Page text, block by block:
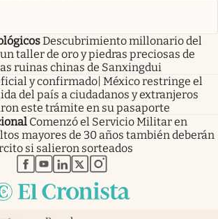
Descubrimiento millonario del
taller de oro y piedras preciosas de
ruinas chinas de Sanxingdui
y confirmado| México restringe el
del país a ciudadanos y extranjeros
este trámite en su pasaporte
Comenzó el Servicio Militar en
mayores de 30 años también deberán
si salieron sorteados
abre en nueva pestaña
abre en nueva pestaña
abre en nueva pestaña
abre en nueva pestaña
abre en nueva pestaña